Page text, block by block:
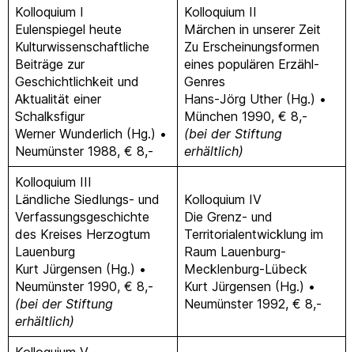
Kolloquium I
Eulenspiegel heute
Kulturwissenschaftliche
Beiträge zur
Geschichtlichkeit und
Aktualität einer
Schalksfigur
Werner Wunderlich (Hg.) •
Neumünster 1988, € 8,-
Kolloquium II
Märchen in unserer Zeit
Zu Erscheinungsformen
eines populären Erzähl-
Genres
Hans-Jörg Uther (Hg.) •
München 1990, € 8,-
(bei der Stiftung
erhältlich)
Kolloquium III
Ländliche Siedlungs- und
Verfassungsgeschichte
des Kreises Herzogtum
Lauenburg
Kurt Jürgensen (Hg.) •
Neumünster 1990, € 8,-
(bei der Stiftung
erhältlich)
Kolloquium IV
Die Grenz- und
Territorialentwicklung im
Raum Lauenburg-
Mecklenburg-Lübeck
Kurt Jürgensen (Hg.) •
Neumünster 1992, € 8,-